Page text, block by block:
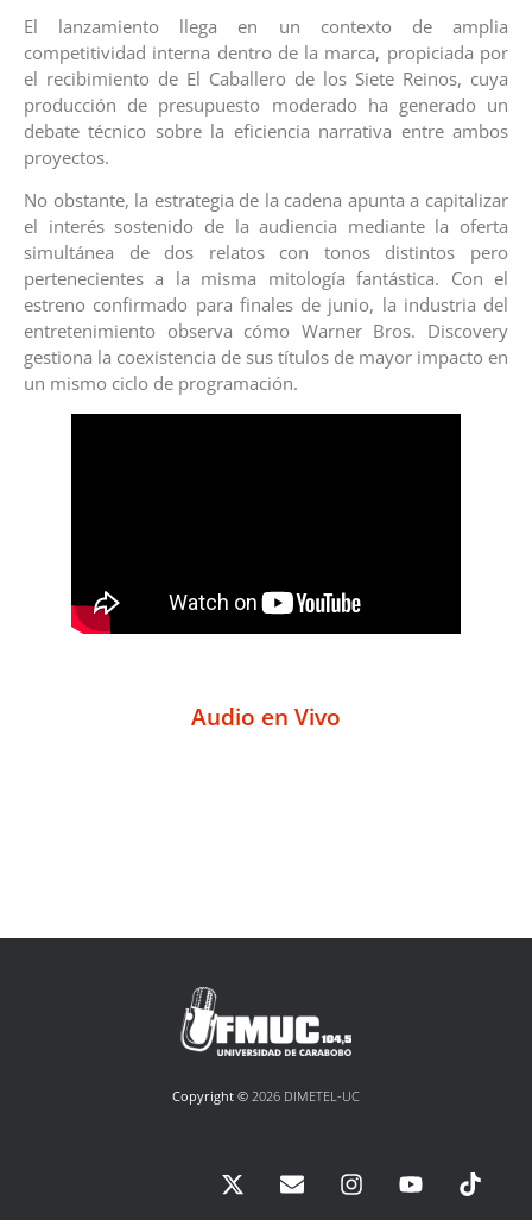
El lanzamiento llega en un contexto de amplia
competitividad interna dentro de la marca, propiciada por
el recibimiento de El Caballero de los Siete Reinos, cuya
producción de presupuesto moderado ha generado un
debate técnico sobre la eficiencia narrativa entre ambos
proyectos.
No obstante, la estrategia de la cadena apunta a capitalizar
el interés sostenido de la audiencia mediante la oferta
simultánea de dos relatos con tonos distintos pero
pertenecientes a la misma mitología fantástica. Con el
estreno confirmado para finales de junio, la industria del
entretenimiento observa cómo Warner Bros. Discovery
gestiona la coexistencia de sus títulos de mayor impacto en
un mismo ciclo de programación.
Audio en Vivo
Copyright © 2026 DIMETEL-UC